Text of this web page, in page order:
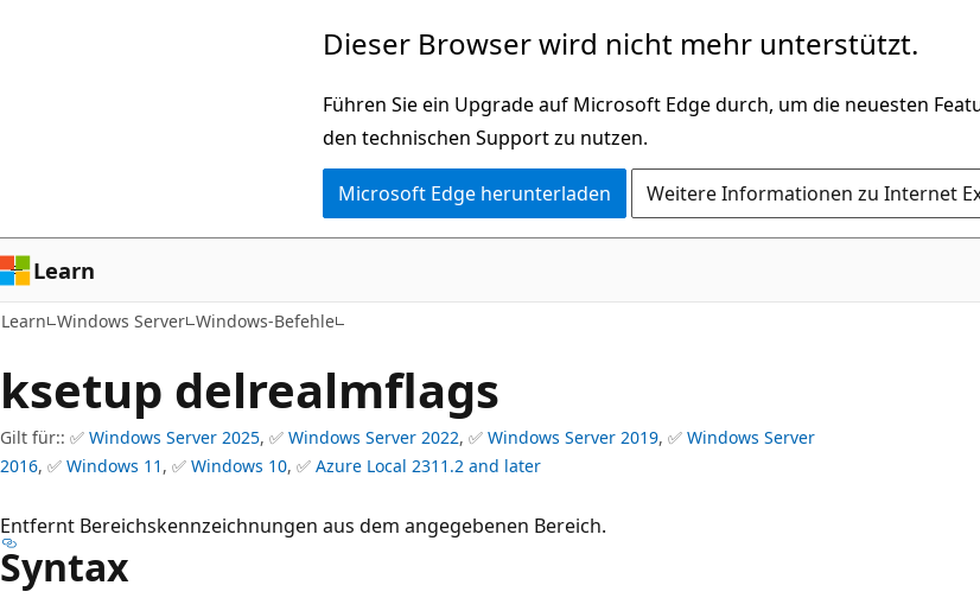
Dieser Browser wird nicht mehr unterstützt.
Führen Sie ein Upgrade auf Microsoft Edge durch, um die neuesten
den technischen Support zu nutzen.
Microsoft Edge herunterladen Weitere Informationen zu Internet
Learn
Learn Windows Server Windows-Befehle
ksetup delrealmflags
Gilt für:: ✅ Windows Server 2025, ✅ Windows Server 2022, ✅ Windows Server 2019, ✅ Windows Server
2016, ✅ Windows 11 , ✅ Windows 10, ✅ Azure Local 2311.2 and later
Entfernt Bereichskennzeichnungen aus dem angegebenen Bereich.
Syntax